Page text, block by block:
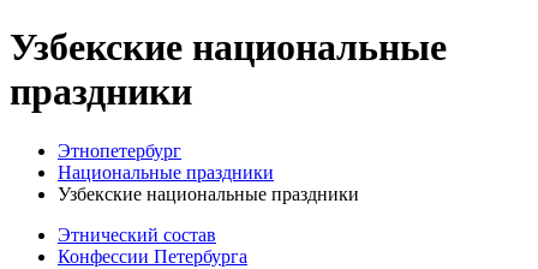
Узбекские национальные
праздники
Этнопетербург
Национальные праздники
Узбекские национальные праздники
Этнический состав
Конфессии Петербурга